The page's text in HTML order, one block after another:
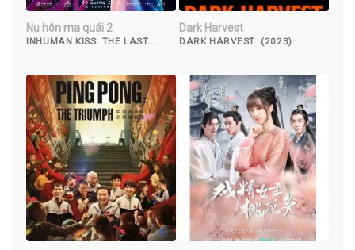
Nụ hôn ma quái 2
INHUMAN KISS: THE LAST
Dark Harvest
DARK HARVEST (2023)